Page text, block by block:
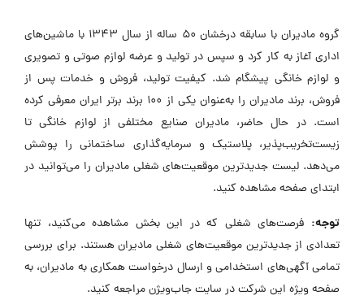
گروه مادیران با سابقه درخشان ۵۰ ساله از سال ۱۳۴۳ با ماشین‌های
اداری آغاز به کار کرد و سپس در تولید و عرضه لوازم صوتی و تصویری
و لوازم خانگی پیشگام شد. کیفیت تولید، فروش و خدمات پس از
فروش، برند مادیران را به‌عنوان یکی از ۱۰۰ برند برتر ایران معرفی کرده
است. در حال حاضر، مادیران صنایع مختلفی از لوازم خانگی تا
زیست‌تخریب‌پذیر، پلاستیک و سرمایه‌گذاری ساختمانی را پوشش
می‌دهد. لیست جدیدترین موقعیت‌های شغلی مادیران را می‌توانید در
ابتدای صفحه مشاهده کنید.
توجه: فرصت‌های شغلی که در این بخش مشاهده می‌کنید، تنها
تعدادی از جدیدترین موقعیت‌های شغلی مادیران هستند. برای بررسی
تمامی آگهی‌های استخدامی و ارسال درخواست همکاری به مادیران، به
صفحه ویژه این شرکت در سایت جاب‌ویژن مراجعه کنید.